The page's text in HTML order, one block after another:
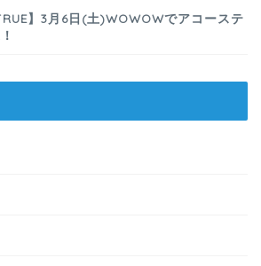
】3月6日(土)WOWOWでアコーステ